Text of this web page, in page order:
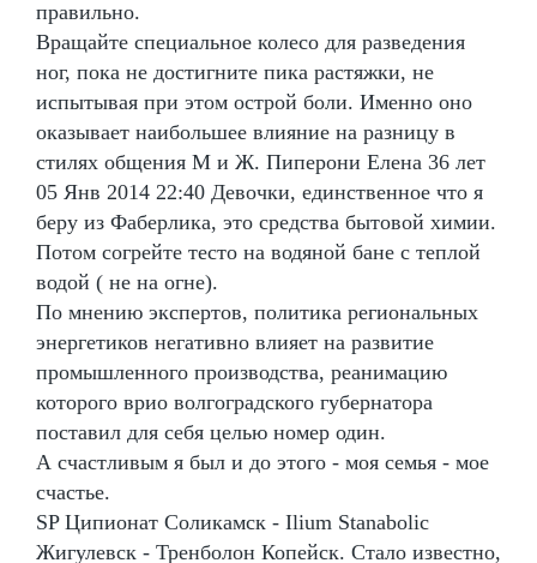
правильно.
Вращайте специальное колесо для разведения
ног, пока не достигните пика растяжки, не
испытывая при этом острой боли. Именно оно
оказывает наибольшее влияние на разницу в
стилях общения М и Ж. Пиперони Елена 36 лет
05 Янв 2014 22:40 Девочки, единственное что я
беру из Фаберлика, это средства бытовой химии.
Потом согрейте тесто на водяной бане с теплой
водой ( не на огне).
По мнению экспертов, политика региональных
энергетиков негативно влияет на развитие
промышленного производства, реанимацию
которого врио волгоградского губернатора
поставил для себя целью номер один.
А счастливым я был и до этого - моя семья - мое
счастье.
SP Ципионат Соликамск - Ilium Stanabolic
Жигулевск - Тренболон Копейск. Стало известно,